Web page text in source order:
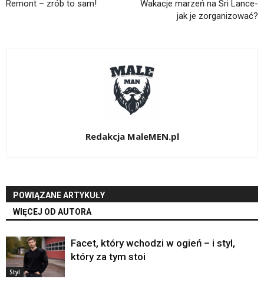
Remont – zrób to sam!
Wakacje marzeń na Sri Lance-
jak je zorganizować?
Redakcja MaleMEN.pl
POWIĄZANE ARTYKUŁY
WIĘCEJ OD AUTORA
Styl
Facet, który wchodzi w ogień – i styl,
który za tym stoi